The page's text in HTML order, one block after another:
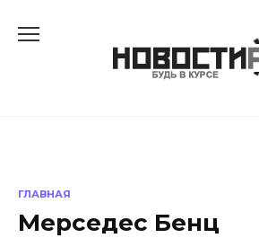
ГЛАВНАЯ
Мерседес Бенц